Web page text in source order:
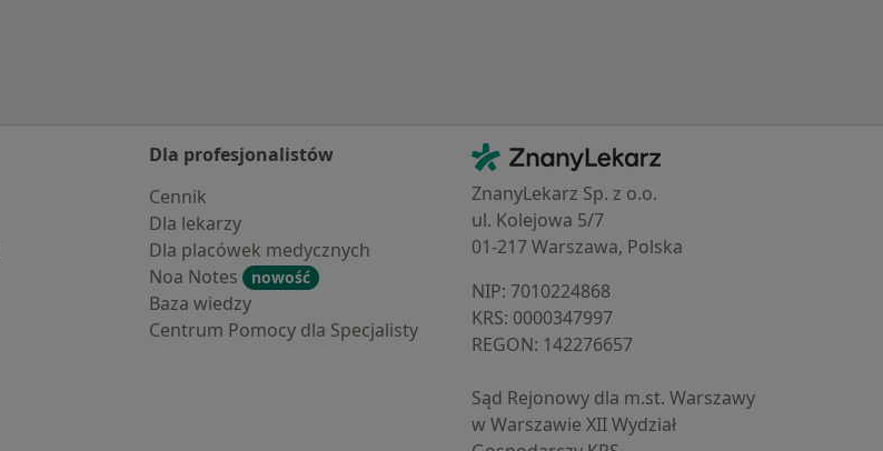
Dla profesjonalistów
Cennik
Dla lekarzy
Dla placówek medycznych
Noa Notes
nowość
Baza wiedzy
Centrum Pomocy dla Specjalisty
Kontakt
ZnanyLekarz - Strona główna
ZnanyLekarz Sp. z o.o.
ul. Kolejowa 5/7
01-217 Warszawa, Polska
NIP: ⁠7010224868
KRS: ⁠0000347997
REGON: ⁠142276657
Sąd Rejonowy dla m.st. Warszawy
w Warszawie XII Wydział